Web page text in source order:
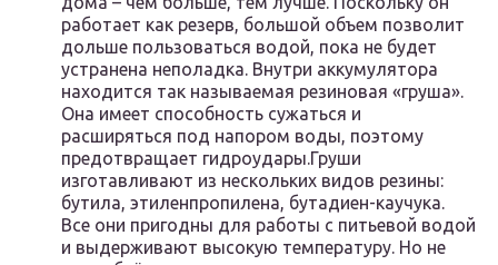
работает как резерв, большой объем позволит
дольше пользоваться водой, пока не будет
устранена неполадка. Внутри аккумулятора
находится так называемая резиновая «груша».
Она имеет способность сужаться и
расширяться под напором воды, поэтому
предотвращает гидроудары.Груши
изготавливают из нескольких видов резины:
бутила, этиленпропилена, бутадиен-каучука.
Все они пригодны для работы с питьевой водой
и выдерживают высокую температуру. Но не